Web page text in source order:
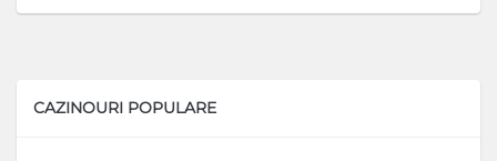
CAZINOURI POPULARE